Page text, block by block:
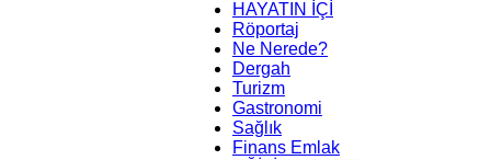
HAYATIN İÇİ
Röportaj
Ne Nerede?
Dergah
Turizm
Gastronomi
Sağlık
Finans Emlak